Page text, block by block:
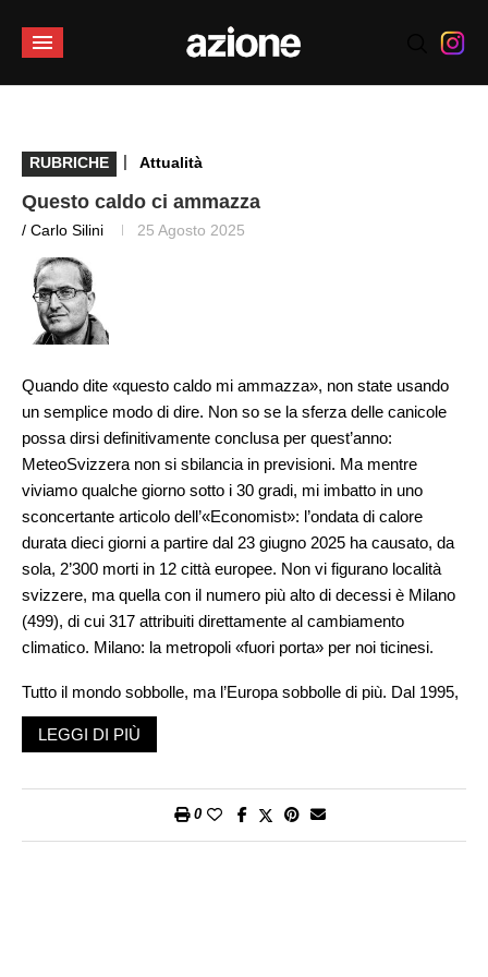
RUBRICHE | Attualità
Questo caldo ci ammazza
/ Carlo Silini 25 Agosto 2025
Quando dite «questo caldo mi ammazza», non state usando
un semplice modo di dire. Non so se la sferza delle canicole
possa dirsi definitivamente conclusa per quest’anno:
MeteoSvizzera non si sbilancia in previsioni. Ma mentre
viviamo qualche giorno sotto i 30 gradi, mi imbatto in uno
sconcertante articolo dell’«Economist»: l’ondata di calore
durata dieci giorni a partire dal 23 giugno 2025 ha causato, da
sola, 2’300 morti in 12 città europee. Non vi figurano località
svizzere, ma quella con il numero più alto di decessi è Milano
(499), di cui 317 attribuiti direttamente al cambiamento
climatico. Milano: la metropoli «fuori porta» per noi ticinesi.
Tutto il mondo sobbolle, ma l’Europa sobbolle di più. Dal 1995,
le temperature medie europee sono aumentate di 0,53°C per
decennio, più del doppio rispetto alla media globale. Persino la
luce solare, contribuendo così al riscaldamento.
LEGGI DI PIÙ
0